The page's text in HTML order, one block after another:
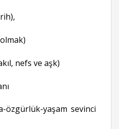
nefs ve aşk)
özgürlük-yaşam sevinci